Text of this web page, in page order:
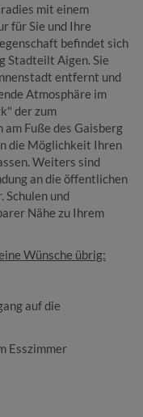
mit einem
für Sie und Ihre
befindet sich
Stadteilt Aigen. Sie
entfernt und
Atmosphäre im
der zum
Fuße des Gaisberg
die Möglichkeit Ihren
Weiters sind
an die öffentlichen
und
Nähe zu Ihrem
Wünsche übrig:
auf die
Esszimmer